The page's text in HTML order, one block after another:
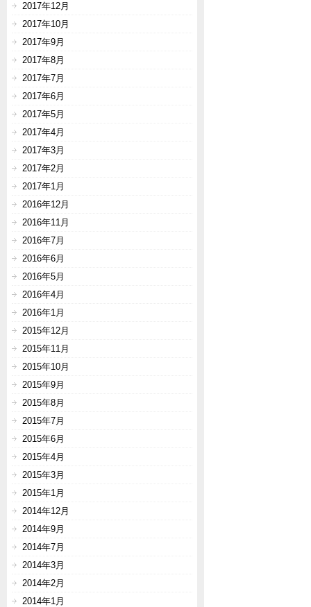
2017年12月
2017年10月
2017年9月
2017年8月
2017年7月
2017年6月
2017年5月
2017年4月
2017年3月
2017年2月
2017年1月
2016年12月
2016年11月
2016年7月
2016年6月
2016年5月
2016年4月
2016年1月
2015年12月
2015年11月
2015年10月
2015年9月
2015年8月
2015年7月
2015年6月
2015年4月
2015年3月
2015年1月
2014年12月
2014年9月
2014年7月
2014年3月
2014年2月
2014年1月